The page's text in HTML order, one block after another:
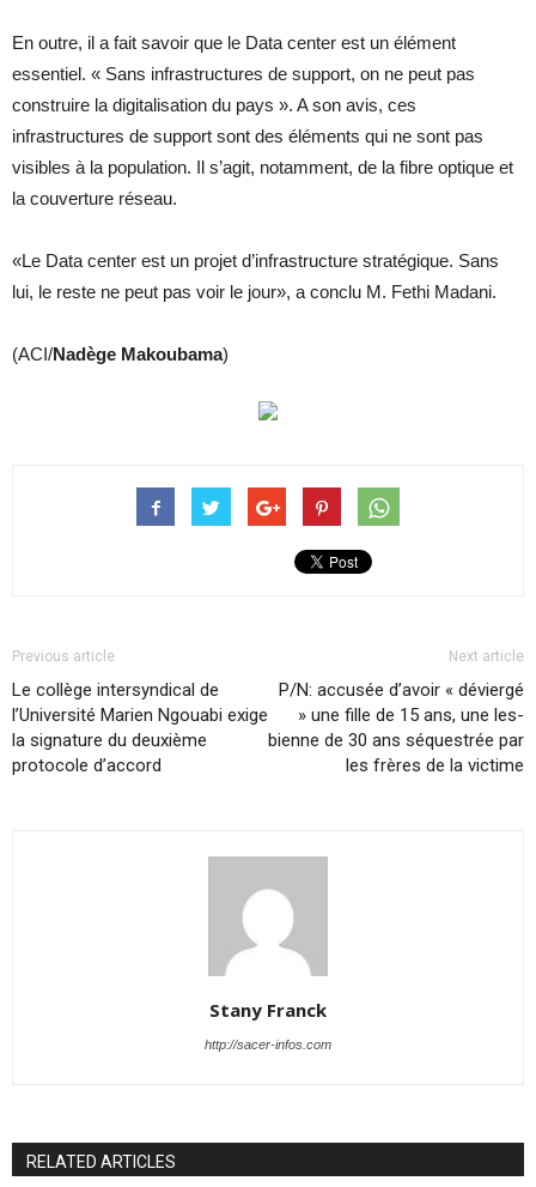
En outre, il a fait savoir que le Data center est un élément
essentiel. « Sans infrastructures de support, on ne peut pas
construire la digitalisation du pays ». A son avis, ces
infrastructures de support sont des éléments qui ne sont pas
visibles à la population. Il s’agit, notamment, de la fibre optique et
la couverture réseau.
«Le Data center est un projet d’infrastructure stratégique. Sans
lui, le reste ne peut pas voir le jour», a conclu M. Fethi Madani.
(ACI/Nadège Makoubama)
Previous article
Le collège intersyndical de
l’Université Marien Ngouabi exige
la signature du deuxième
protocole d’accord
Next article
P/​N: ac­cu­sée d’avoir « dé­viergé
» une fille de 15 ans, une les­
bienne de 30 ans sé­ques­trée par
les frères de la vic­time
Stany Franck
http://sacer-infos.com
RELATED ARTICLES